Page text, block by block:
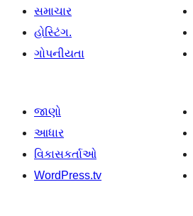
સમાચાર
હોસ્ટિંગ.
ગોપનીયતા
જાણો
આધાર
વિકાસકર્તાઓ
WordPress.tv